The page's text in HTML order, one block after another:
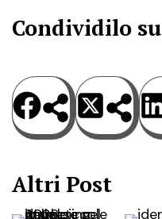
Condividilo su
Altri Post